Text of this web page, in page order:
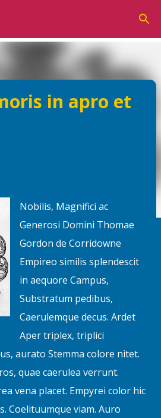
основного вмісту
in apro et
Nobilis, Magnifici ac
Generosi Domini Thomae
Gordon de Corridowne
Empireo similis splendescit
in aequore Campus,
Substratum pedibus,
Caerulemque decus. Ardet
Aper triplex, triplici
aurato Stemma colore nitet.
quae caerulea verrunt.
vena placet. Empyrei color hic
Coelituumque viam. Auro